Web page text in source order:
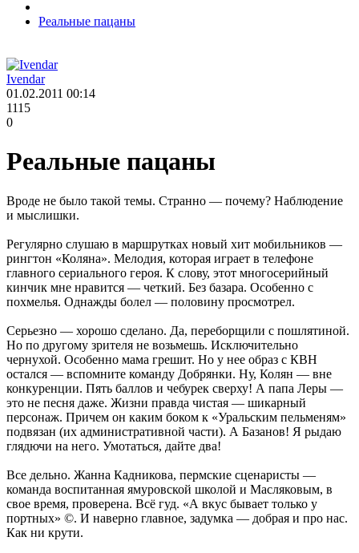
Реальные пацаны
Ivendar
01.02.2011 00:14
1115
0
Реальные пацаны
Вроде не было такой темы. Странно — почему? Наблюдение
и мыслишки.
Регулярно слушаю в маршрутках новый хит мобильников —
рингтон «Коляна». Мелодия, которая играет в телефоне
главного сериального героя. К слову, этот многосерийный
кинчик мне нравится — четкий. Без базара. Особенно с
похмелья. Однажды болел — половину просмотрел.
Серьезно — хорошо сделано. Да, переборщили с пошлятиной.
Но по другому зрителя не возьмешь. Исключительно
чернухой. Особенно мама грешит. Но у нее образ с КВН
остался — вспомните команду Добрянки. Ну, Колян — вне
конкуренции. Пять баллов и чебурек сверху! А папа Леры —
это не песня даже. Жизни правда чистая — шикарный
персонаж. Причем он каким боком к «Уральским пельменям»
подвязан (их административной части). А Базанов! Я рыдаю
глядючи на него. Умотаться, дайте два!
Все дельно. Жанна Кадникова, пермские сценаристы —
команда воспитанная ямуровской школой и Масляковым, в
свое время, проверена. Всё гуд. «А вкус бывает только у
портных» ©. И наверно главное, задумка — добрая и про нас.
Как ни крути.